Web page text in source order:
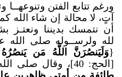
ورغم تتابع الفتن وتنوعهــا
آتٍ، لا محالة إن شاء الله
أن نتمسك بديننا ونعتـز
لله ولرســوله صلى الله
{وَلَيَنصُرَنَّ اللَّهُ مَن
[الحج: 40]، وقال صلى الله عليه وسلم: «